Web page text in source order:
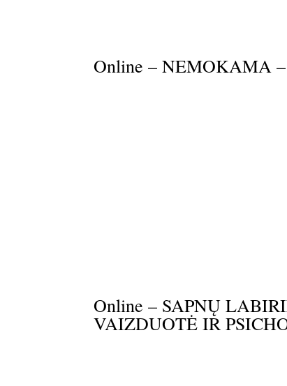
Online – NEMOKAMA
Online – SAPNŲ
VAIZDUOTĖ IR